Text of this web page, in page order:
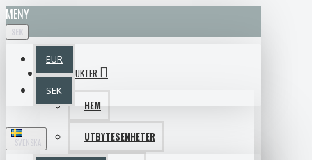
MENY
SEK
EUR
SEK
SVENSKA
PRODUKTER
HEM
UTBYTESENHETER